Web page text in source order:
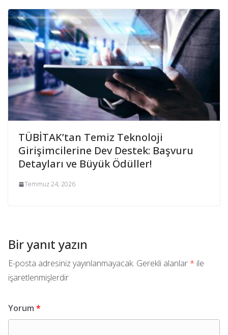
TÜBİTAK’tan Temiz Teknoloji
Girişimcilerine Dev Destek: Başvuru
Detayları ve Büyük Ödüller!
Temmuz 24, 2026
Bir yanıt yazın
E-posta adresiniz yayınlanmayacak. Gerekli alanlar * ile
işaretlenmişlerdir
Yorum *